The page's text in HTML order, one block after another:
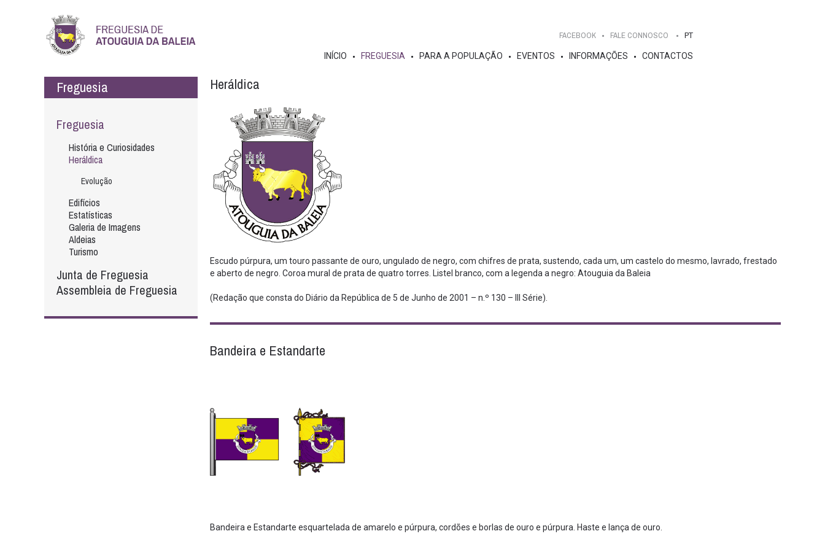
FACEBOOK FALE CONNOSCO PT
INÍCIO FREGUESIA PARA A POPULAÇÃO EVENTOS INFORMAÇÕES CONTACTOS
Freguesia
Freguesia
História e Curiosidades
Heráldica
Evolução
Edifícios
Estatísticas
Galeria de Imagens
Aldeias
Turismo
Junta de Freguesia
Assembleia de Freguesia
Heráldica
Escudo púrpura, um touro passante de ouro, ungulado de negro, com chifres de prata, sustendo, cada um, um castelo do mesmo, lavrado, frestado
e aberto de negro. Coroa mural de prata de quatro torres. Listel branco, com a legenda a negro: Atouguia da Baleia
(Redação que consta do Diário da República de 5 de Junho de 2001 – n.º 130 – III Série).
Bandeira e Estandarte
Bandeira e Estandarte esquartelada de amarelo e púrpura, cordões e borlas de ouro e púrpura. Haste e lança de ouro.